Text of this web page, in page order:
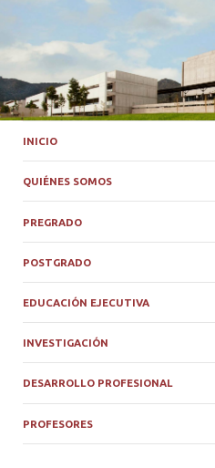
INICIO
QUIÉNES SOMOS
PREGRADO
POSTGRADO
EDUCACIÓN EJECUTIVA
INVESTIGACIÓN
DESARROLLO PROFESIONAL
PROFESORES